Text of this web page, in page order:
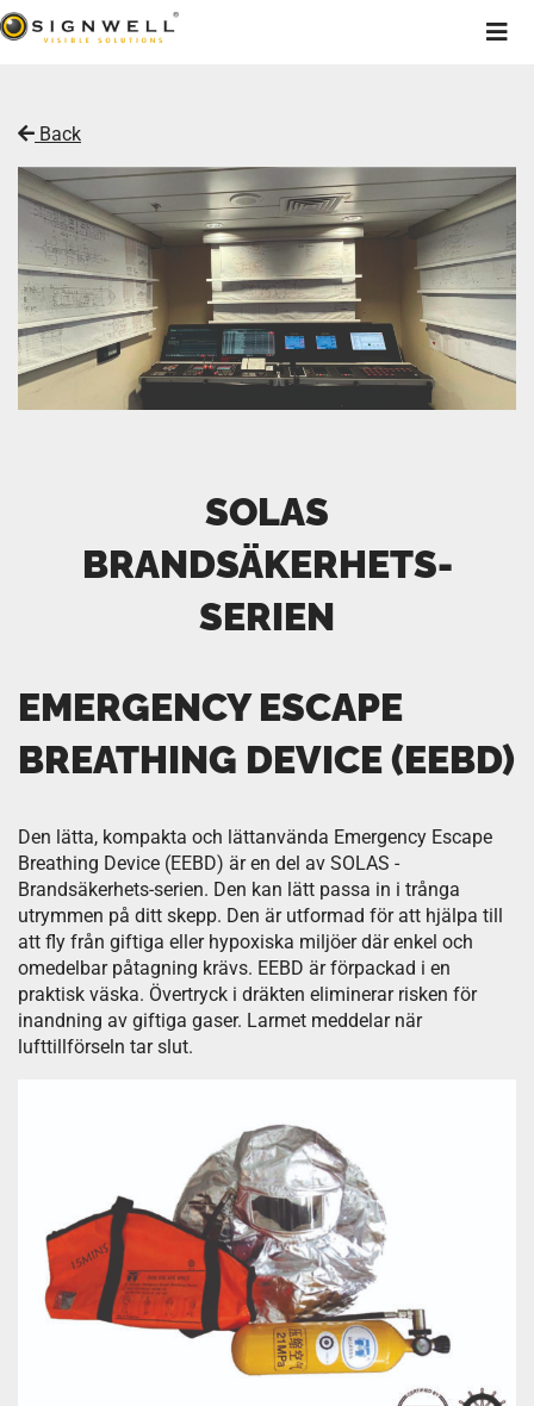
Back
SOLAS
BRANDSÄKERHETS-
SERIEN
EMERGENCY ESCAPE
BREATHING DEVICE (EEBD)
Den lätta, kompakta och lättanvända Emergency Escape
Breathing Device (EEBD) är en del av SOLAS -
Brandsäkerhets-serien. Den kan lätt passa in i trånga
utrymmen på ditt skepp. Den är utformad för att hjälpa till
att fly från giftiga eller hypoxiska miljöer där enkel och
omedelbar påtagning krävs. EEBD är förpackad i en
praktisk väska. Övertryck i dräkten eliminerar risken för
inandning av giftiga gaser. Larmet meddelar när
lufttillförseln tar slut.